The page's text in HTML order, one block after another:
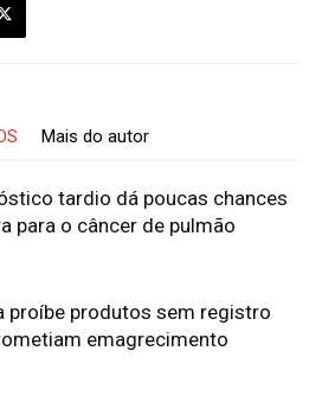
Mais do autor
tardio dá poucas chances
para o câncer de pulmão
proíbe produtos sem registro
emagrecimento